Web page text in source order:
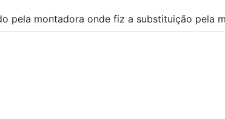
pela montadora onde fiz a substituição pela